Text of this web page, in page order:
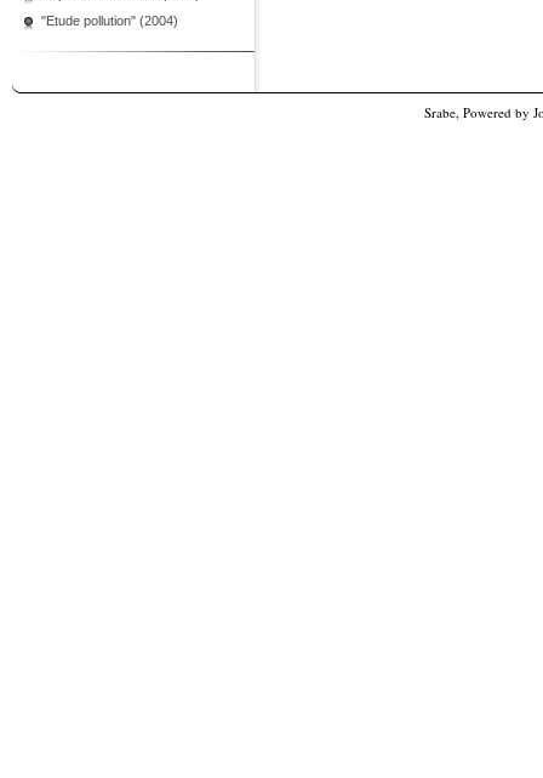
"Etude pollution" (2004)
Srabe, Powered by